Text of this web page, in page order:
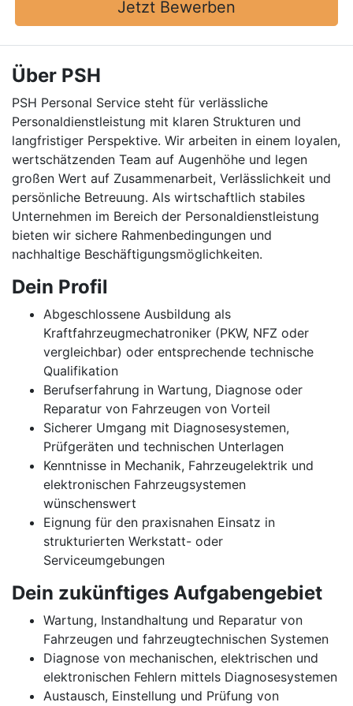
Jetzt Bewerben
Über PSH
PSH Personal Service steht für verlässliche
Personaldienstleistung mit klaren Strukturen und
langfristiger Perspektive. Wir arbeiten in einem loyalen,
wertschätzenden Team auf Augenhöhe und legen
großen Wert auf Zusammenarbeit, Verlässlichkeit und
persönliche Betreuung. Als wirtschaftlich stabiles
Unternehmen im Bereich der Personaldienstleistung
bieten wir sichere Rahmenbedingungen und
nachhaltige Beschäftigungsmöglichkeiten.
Dein Profil
Abgeschlossene Ausbildung als
Kraftfahrzeugmechatroniker (PKW, NFZ oder
vergleichbar) oder entsprechende technische
Qualifikation
Berufserfahrung in Wartung, Diagnose oder
Reparatur von Fahrzeugen von Vorteil
Sicherer Umgang mit Diagnosesystemen,
Prüfgeräten und technischen Unterlagen
Kenntnisse in Mechanik, Fahrzeugelektrik und
elektronischen Fahrzeugsystemen
wünschenswert
Eignung für den praxisnahen Einsatz in
strukturierten Werkstatt- oder
Serviceumgebungen
Dein zukünftiges Aufgabengebiet
Wartung, Instandhaltung und Reparatur von
Fahrzeugen und fahrzeugtechnischen Systemen
Diagnose von mechanischen, elektrischen und
elektronischen Fehlern mittels Diagnosesystemen
Austausch, Einstellung und Prüfung von